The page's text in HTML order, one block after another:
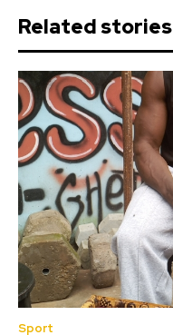
Related stories
Sport